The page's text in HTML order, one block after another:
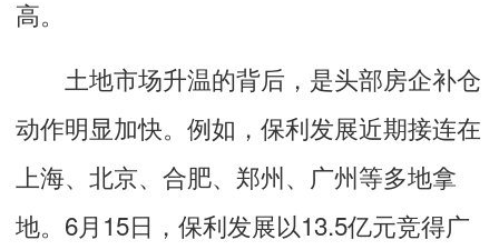
高。
土地市场升温的背后，是头部房企补仓
动作明显加快。例如，保利发展近期接连在
上海、北京、合肥、郑州、广州等多地拿
地。6月15日，保利发展以13.5亿元竞得广